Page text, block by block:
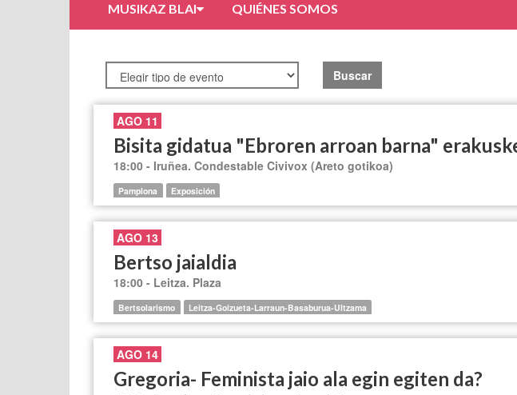
MUSIKAZ BLAI
QUIÉNES SOMOS
Buscar
AGO 11
Bisita gidatua "Ebroren arroan barna"
18:00 - Iruñea. Condestable Civivox (Areto gotikoa)
Pamplona Exposición
AGO 13
Bertso jaialdia
18:00 - Leitza. Plaza
Bertsolarismo Leitza-Goizueta-Larraun-Basaburua-Ultzama
AGO 14
Gregoria- Feminista jaio ala egin egiten da?